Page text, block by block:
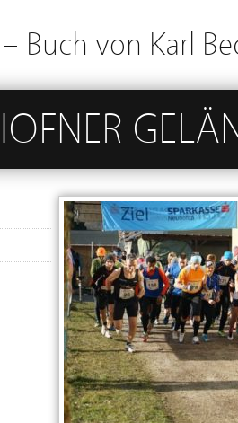
Buch von Karl